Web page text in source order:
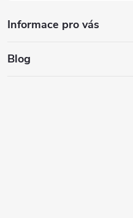
Informace pro vás
Blog